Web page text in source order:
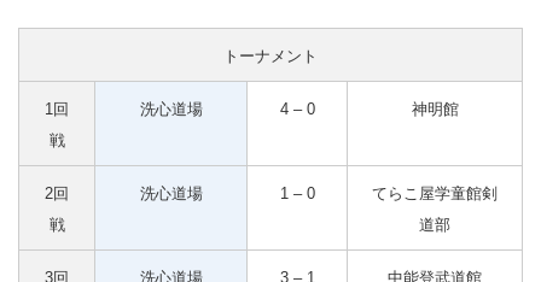
トーナメント
1回
戦
洗心道場 4 – 0 神明館
2回
戦
洗心道場 1 – 0
てらこ屋学童館剣
道部
3回
洗心道場 3 – 1 中能登武道館